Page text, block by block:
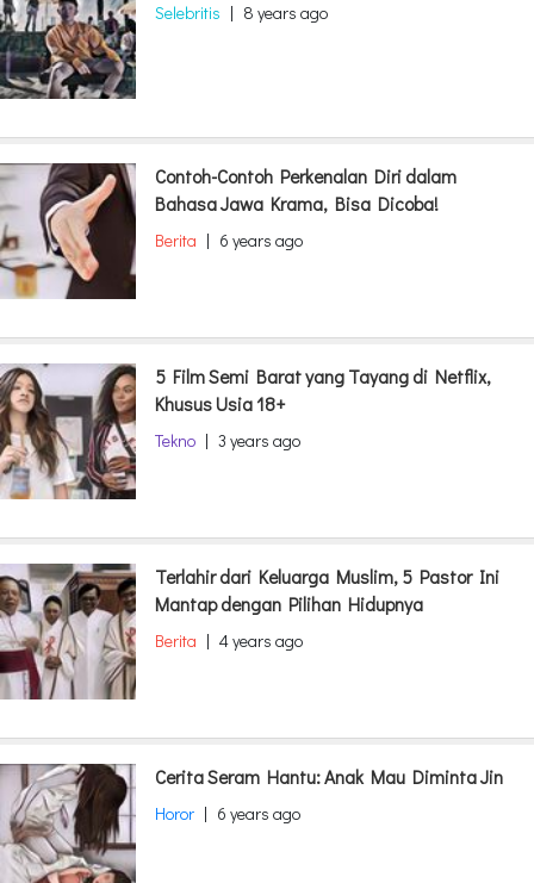
Selebritis | 8 years ago
Contoh-Contoh Perkenalan Diri dalam
Bahasa Jawa Krama, Bisa Dicoba!
Berita | 6 years ago
5 Film Semi Barat yang Tayang di Netflix,
Khusus Usia 18+
Tekno | 3 years ago
Terlahir dari Keluarga Muslim, 5 Pastor Ini
Mantap dengan Pilihan Hidupnya
Berita | 4 years ago
Cerita Seram Hantu: Anak Mau Diminta Jin
Horor | 6 years ago